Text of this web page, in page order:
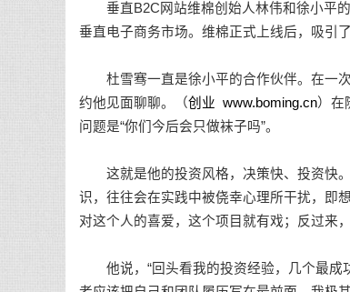
垂直B2C网站维棉创始人林伟和徐小平的
垂直电子商务市场。维棉正式上线后，吸引
杜雪骞一直是徐小平的合作伙伴。在一次
约他见面聊聊。（创业 www.boming.cn）在
问题是“你们今后会只做袜子吗”。
这就是他的投资风格，决策快、投资快。
识，往往会在实践中被侥幸心理所干扰，即
对这个人的喜爱，这个项目就有戏；反过来
他说，“回头看我的投资经验，几个最成功